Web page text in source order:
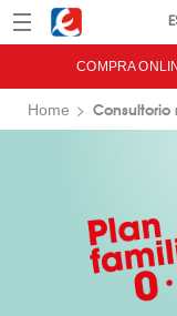
Menú Eroski
COMPRA
Home Consultorio